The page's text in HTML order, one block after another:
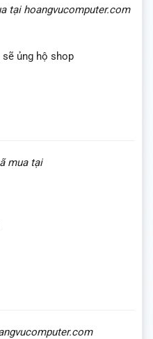
tại hoangvucomputer.com
ủng hộ shop
mua tại